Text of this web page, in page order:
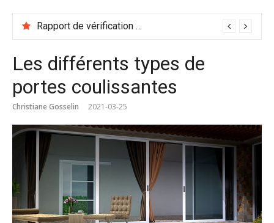
Rapport de vérification sécurité : à conserver précieusement
Les différents types de
portes coulissantes
Christiane Gosselin 2021-03-25